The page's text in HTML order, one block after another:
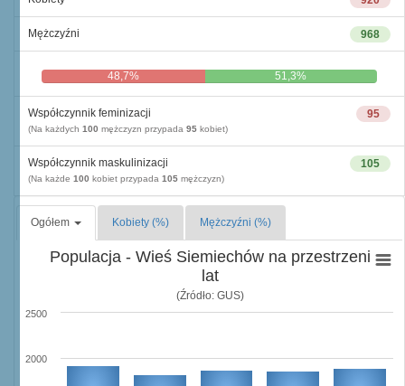
968
Mężczyźni
48,7% 51,3%
95
Współczynnik feminizacji
(Na każdych 100 mężczyzn przypada 95 kobiet)
105
Współczynnik maskulinizacji
(Na każde 100 kobiet przypada 105 mężczyzn)
Ogółem Kobiety (%) Mężczyźni (%)
Populacja - Wieś Siemiechów na przestrzeni
lat
(Źródło: GUS)
2000
2500